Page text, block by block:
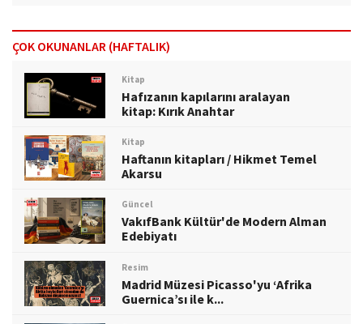
ÇOK OKUNANLAR (HAFTALIK)
Kitap
Hafızanın kapılarını aralayan
kitap: Kırık Anahtar
Kitap
Haftanın kitapları / Hikmet Temel
Akarsu
Güncel
VakıfBank Kültür'de Modern Alman
Edebiyatı
Resim
Madrid Müzesi Picasso'yu ‘Afrika
Guernica’sı ile k...